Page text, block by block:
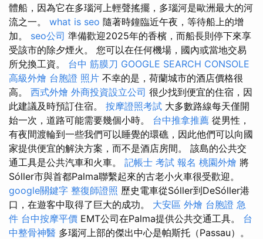
體船，因為它在多瑙河上輕聲搖擺，多瑙河是歐洲最大的河
流之一。 what is seo 隨著時鐘臨近午夜，等待船上的增
加。 seo公司 準備歡迎2025年的香檳，而船長則停下來享
受該市的除夕煙火。 您可以在任何機場，國內或當地交易
所兌換工資。 台中 筋膜刀 GOOGLE SEARCH CONSOLE
高級外燴 台胞證 照片 不幸的是，荷蘭城市的酒店價格很
高。 西式外燴 外商投資設立公司 很少找到便宜的住宿，因
此建議及時預訂住宿。 按摩證照考試 大多數路線每天僅開
始一次，道路可能需要幾個小時。 台中推拿推薦 從男性，
有夜間渡輪到一些我們可以睡覺的環礁，因此他們可以向國
家提供便宜的解決方案，而不是酒店房間。 該島的公共交
通工具是公共汽車和火車。 記帳士 考試 報名 桃園外燴 將
Sóller市與首都Palma聯繫起來的古老小火車很受歡迎。
google關鍵字 整復師證照 歷史電車從Sóller到DeSóller港
口，在遊客中取得了巨大的成功。 大安區 外燴 台胞證 急
件 台中按摩平價 EMT公司在Palma提供公共交通工具。 台
中整骨神醫 多瑙河上部的傑出中心是帕斯托（Passau）。